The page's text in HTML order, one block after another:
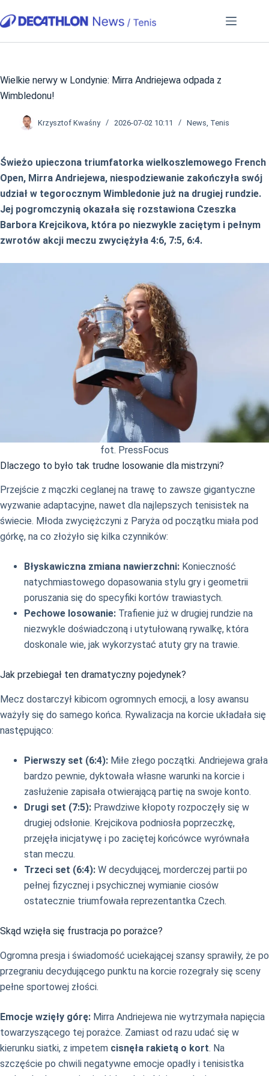
do
Wielkie nerwy w Londynie: Mirra Andriejewa odpada z
Wimbledonu!
Krzysztof Kwaśny 2026-07-02 10:11 News Tenis
Świeżo upieczona triumfatorka wielkoszlemowego French
Open, Mirra Andriejewa, niespodziewanie zakończyła swój
udział w tegorocznym Wimbledonie już na drugiej rundzie.
Jej pogromczynią okazała się rozstawiona Czeszka
Barbora Krejcikova, która po niezwykle zaciętym i pełnym
zwrotów akcji meczu zwyciężyła 4:6, 7:5, 6:4.
fot. PressFocus
Dlaczego to było tak trudne losowanie dla mistrzyni?
Przejście z mączki ceglanej na trawę to zawsze gigantyczne
wyzwanie adaptacyjne, nawet dla najlepszych tenisistek na
świecie. Młoda zwyciężczyni z Paryża od początku miała pod
górkę, na co złożyło się kilka czynników:
Błyskawiczna zmiana nawierzchni: Konieczność
natychmiastowego dopasowania stylu gry i geometrii
poruszania się do specyfiki kortów trawiastych.
Pechowe losowanie: Trafienie już w drugiej rundzie na
niezwykle doświadczoną i utytułowaną rywalkę, która
doskonale wie, jak wykorzystać atuty gry na trawie.
Jak przebiegał ten dramatyczny pojedynek?
Mecz dostarczył kibicom ogromnych emocji, a losy awansu
ważyły się do samego końca. Rywalizacja na korcie układała się
następująco:
Pierwszy set (6:4): Miłe złego początki. Andriejewa grała
bardzo pewnie, dyktowała własne warunki na korcie i
zasłużenie zapisała otwierającą partię na swoje konto.
Drugi set (7:5): Prawdziwe kłopoty rozpoczęły się w
drugiej odsłonie. Krejcikova podniosła poprzeczkę,
przejęła inicjatywę i po zaciętej końcówce wyrównała
stan meczu.
Trzeci set (6:4): W decydującej, morderczej partii po
pełnej fizycznej i psychicznej wymianie ciosów
ostatecznie triumfowała reprezentantka Czech.
Skąd wzięła się frustracja po porażce?
Ogromna presja i świadomość uciekającej szansy sprawiły, że po
przegraniu decydującego punktu na korcie rozegrały się sceny
pełne sportowej złości.
Emocje wzięły górę: Mirra Andriejewa nie wytrzymała napięcia
towarzyszącego tej porażce. Zamiast od razu udać się w
kierunku siatki, z impetem cisnęła rakietą o kort. Na
szczęście po chwili negatywne emocje opadły i tenisistka